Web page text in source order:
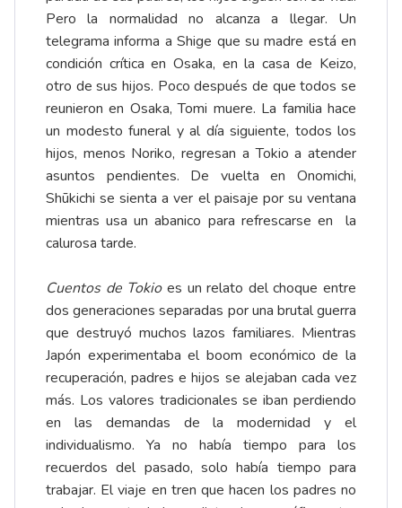
Pero la normalidad no alcanza a llegar. Un
telegrama informa a Shige que su madre está en
condición crítica en Osaka, en la casa de Keizo,
otro de sus hijos. Poco después de que todos se
reunieron en Osaka, Tomi muere. La familia hace
un modesto funeral y al día siguiente, todos los
hijos, menos Noriko, regresan a Tokio a atender
asuntos pendientes. De vuelta en Onomichi,
Shūkichi se sienta a ver el paisaje por su ventana
mientras usa un abanico para refrescarse en la
calurosa tarde.
Cuentos de Tokioes un relato del choque entre
dos generaciones separadas por una brutal guerra
que destruyó muchos lazos familiares. Mientras
Japón experimentaba el boom económico de la
recuperación, padres e hijos se alejaban cada vez
más. Los valores tradicionales se iban perdiendo
en las demandas de la modernidad y el
individualismo. Ya no había tiempo para los
recuerdos del pasado, solo había tiempo para
trabajar. El viaje en tren que hacen los padres no